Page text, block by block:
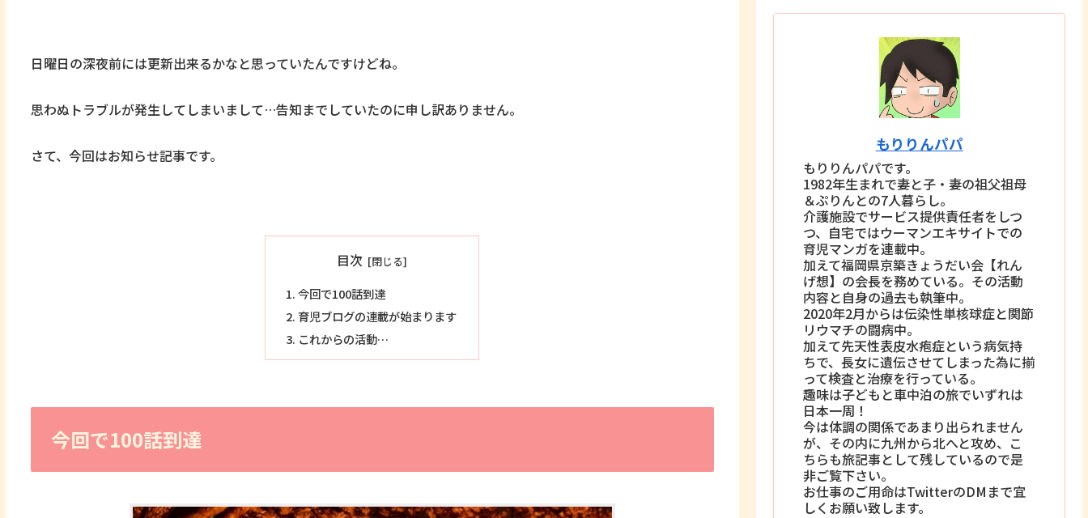
日曜日の深夜前には更新出来るかなと思っていたんですけどね。
思わぬトラブルが発生してしまいまして…告知までしていたのに申し訳ありません。
さて、今回はお知らせ記事です。
目次
今回で100話到達
育児ブログの連載が始まります
これからの活動…
今回で100話到達
もりりんパパ
もりりんパパです。
1982年生まれで妻と子・妻の祖父祖母
＆ぷりんとの7人暮らし。
介護施設でサービス提供責任者をしつ
つ、自宅ではウーマンエキサイトでの
育児マンガを連載中。
加えて福岡県京築きょうだい会【れん
げ想】の会長を務めている。その活動
内容と自身の過去も執筆中。
2020年2月からは伝染性単核球症と関節
リウマチの闘病中。
加えて先天性表皮水疱症という病気持
ちで、長女に遺伝させてしまった為に揃
って検査と治療を行っている。
趣味は子どもと車中泊の旅でいずれは
日本一周！
今は体調の関係であまり出られません
が、その内に九州から北へと攻め、こ
ちらも旅記事として残しているので是
非ご覧下さい。
お仕事のご用命はTwitterのDMまで宜
しくお願い致します。